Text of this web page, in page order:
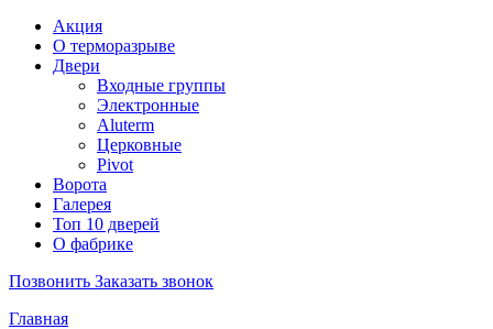
Акция
О терморазрыве
Двери
Входные группы
Электронные
Aluterm
Церковные
Pivot
Ворота
Галерея
Топ 10 дверей
О фабрике
Позвонить Заказать звонок
Главная